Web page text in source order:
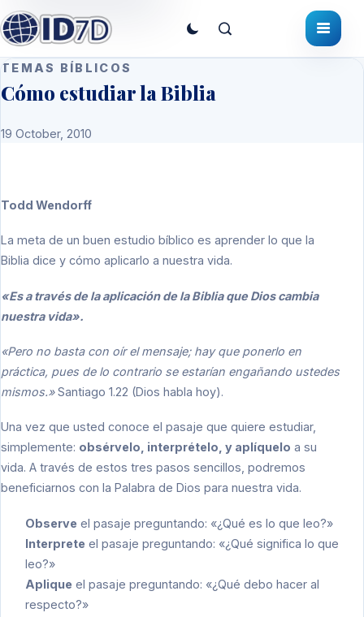
TEMAS BÍBLICOS
Cómo estudiar la Biblia
19 October, 2010
Todd Wendorff
La meta de un buen estudio bíblico es aprender lo que la
Biblia dice y cómo aplicarlo a nuestra vida.
«Es a través de la aplicación de la Biblia que Dios cambia
nuestra vida».
«Pero no basta con oír el mensaje; hay que ponerlo en
práctica, pues de lo contrario se estarían engañando ustedes
mismos.»Santiago 1.22 (Dios habla hoy).
Una vez que usted conoce el pasaje que quiere estudiar,
simplemente: obsérvelo, interprételo, y aplíquelo a su
vida. A través de estos tres pasos sencillos, podremos
beneficiarnos con la Palabra de Dios para nuestra vida.
Observe el pasaje preguntando: «¿Qué es lo que leo?»
Interprete el pasaje preguntando: «¿Qué significa lo que
leo?»
Aplique el pasaje preguntando: «¿Qué debo hacer al
respecto?»